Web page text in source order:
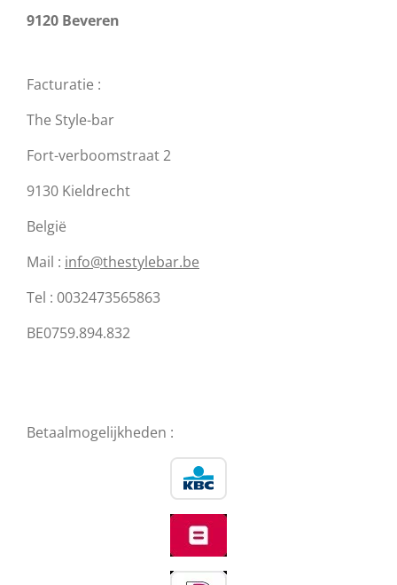
9120 Beveren
Facturatie :
The Style-bar
Fort-verboomstraat 2
9130 Kieldrecht
België
Mail : info@thestylebar.be
Tel : 0032473565863
BE0759.894.832
Betaalmogelijkheden :